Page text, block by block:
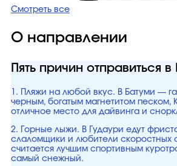
Смотреть все
О направлении
Пять причин отправиться
1. Пляжи на любой вкус. В Батуми —
черным, богатым магнетитом песком,
отличное место для дайвинга и
2. Горные лыжи. В Гудаури едут
слаломщики и любители скоростных
считается лучшим спортивным
самый снежный.